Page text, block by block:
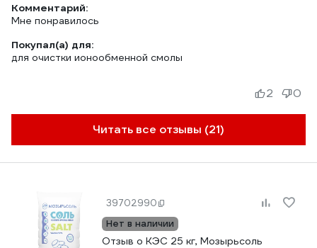
Комментарий:
Мне понравилось
Покупал(а) для:
для очистки ионообменной смолы
Читать все отзывы (21)
2 0
39702990
Нет в наличии
Отзыв о КЭС 25 кг, Мозырьсоль